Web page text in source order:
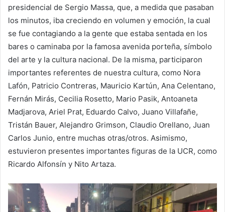
presidencial de Sergio Massa, que, a medida que pasaban
los minutos, iba creciendo en volumen y emoción, la cual
se fue contagiando a la gente que estaba sentada en los
bares o caminaba por la famosa avenida porteña, símbolo
del arte y la cultura nacional. De la misma, participaron
importantes referentes de nuestra cultura, como Nora
Lafón, Patricio Contreras, Mauricio Kartún, Ana Celentano,
Fernán Mirás, Cecilia Rosetto, Mario Pasik, Antoaneta
Madjarova, Ariel Prat, Eduardo Calvo, Juano Villafañe,
Tristán Bauer, Alejandro Grimson, Claudio Orellano, Juan
Carlos Junio, entre muchas otras/otros. Asimismo,
estuvieron presentes importantes figuras de la UCR, como
Ricardo Alfonsín y Nito Artaza.